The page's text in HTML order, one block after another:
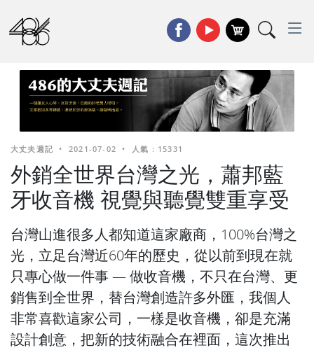
大丈夫週記 • 2021-07-02 • 人氣 : 15331
外銷全世界台灣之光，蕭邦藍
牙收音機 視覺與聽覺雙重享受
台灣山進很多人都知道這家廠商，100%台灣之
光，立足台灣近60年的歷史，從以前到現在就
只專心做一件事 — 做收音機，不只在台灣、更
銷售到全世界，替台灣創造許多外匯，我個人
非常喜歡這家公司，一樣是收音機，卻是充滿
設計創意，把新的技術融合在裡面，這次推出